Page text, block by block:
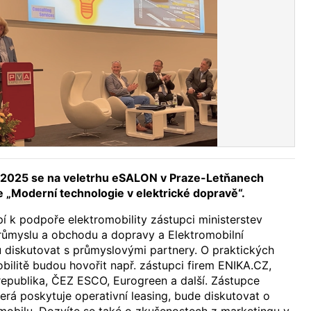
se na veletrhu eSALON v Praze-Letňanech
technologie v elektrické dopravě“.
k podpoře elektromobility zástupci ministerstev
a obchodu a dopravy a Elektromobilní
s průmyslovými partnery. O praktických
budou hovořit např. zástupci firem ENIKA.CZ,
ČEZ ESCO, Eurogreen a další. Zástupce
poskytuje operativní leasing, bude diskutovat o